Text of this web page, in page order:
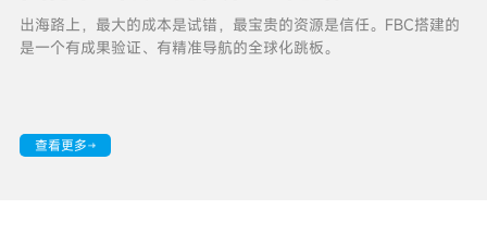
出海路上，最大的成本是试错，最宝贵的资源是信任。FBC搭建的
是一个有成果验证、有精准导航的全球化跳板。
查看更多